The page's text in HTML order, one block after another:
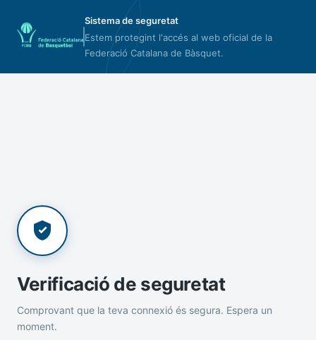
Sistema de seguretat
Estem protegint l'accés al web oficial de la
Federació Catalana de Bàsquet.
Verificació de seguretat
Comprovant que la teva connexió és segura. Espera un
moment.